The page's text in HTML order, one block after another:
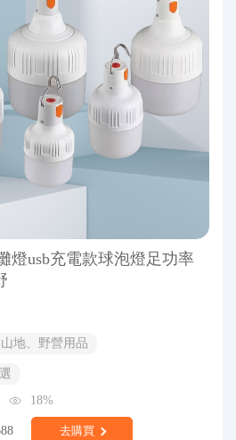
燈usb充電款球泡燈足功率
山地、野營用品
18%
去購買